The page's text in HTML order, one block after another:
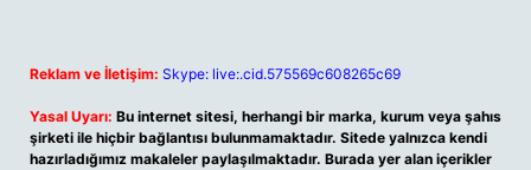
Reklam ve İletişim: Skype: live:.cid.575569c608265c69
Yasal Uyarı: Bu internet sitesi, herhangi bir marka, kurum veya şahıs
şirketi ile hiçbir bağlantısı bulunmamaktadır. Sitede yalnızca kendi
hazırladığımız makaleler paylaşılmaktadır. Burada yer alan içerikler